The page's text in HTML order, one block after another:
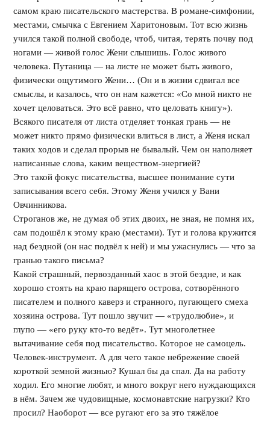
самом краю писательского мастерства. В романе-симфонии,
местами, смычка с Евгением Харитоновым. Тот всю жизнь
учился такой полной свободе, чтоб, читая, терять почву под
ногами — живой голос Жени слышишь. Голос живого
человека. Путаница — на листе не может быть живого,
физически ощутимого Жени… (Он и в жизни сдвигал все
смыслы, и казалось, что он нам кажется: «Со мной никто не
хочет целоваться. Это всё равно, что целовать книгу»).
Всякого писателя от листа отделяет тонкая грань — не
может никто прямо физически влиться в лист, а Женя искал
таких ходов и сделал прорыв не бывалый. Чем он наполняет
написанные слова, каким веществом-энергией?
Это такой фокус писательства, высшее понимание сути
записывания всего себя. Этому Женя учился у Вани
Овчинникова.
Строганов же, не думая об этих двоих, не зная, не помня их,
сам подошёл к этому краю (местами). Тут и голова кружится
над бездной (он нас подвёл к ней) и мы ужаснулись — что за
гранью такого письма?
Какой страшный, первозданный хаос в этой бездне, и как
хорошо стоять на краю парящего острова, сотворённого
писателем и полного каверз и странного, пугающего смеха
хозяина острова. Тут пошло звучит — «трудолюбие», и
глупо — «его руку кто-то ведёт». Тут многолетнее
вытачивание себя под писательство. Которое не самоцель.
Человек-инструмент. А для чего такое небрежение своей
короткой земной жизнью? Кушал бы да спал. Да на работу
ходил. Его многие любят, и много вокруг него нуждающихся
в нём. Зачем же чудовищные, космонавтские нагрузки? Кто
просил? Наоборот — все ругают его за это тяжёлое